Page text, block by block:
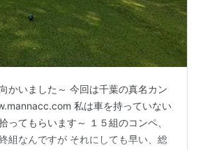
かいました～ 今回は千葉の真名カン
私は車を持っていない
ってもらいます～ １５組のコンペ、
組なんですが それにしても早い、総